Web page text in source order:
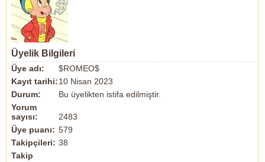
Üyelik Bilgileri
Üye adı:
$ROMEO$
Kayıt tarihi:10 Nisan 2023
Durum:
Bu üyelikten istifa edilmiştir.
Yorum
sayısı:
2483
Üye puanı: 579
Takipçileri: 38
Takip